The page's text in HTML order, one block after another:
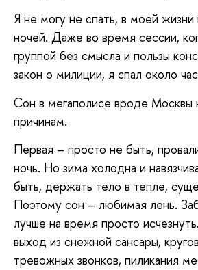
Я не могу не спать, в моей
ночей. Даже во время сессии,
группой без смысла и пользы
закон о милиции, я спал около
Сон в мегаполисе вроде Москвы
причинам.
Первая – просто не быть,
ночь. Но зима холодна и
быть, держать тело в тепле,
Поэтому сон – любимая лень.
лучше на время просто
выход из снежной сансары,
тревожных звонков, пиликания